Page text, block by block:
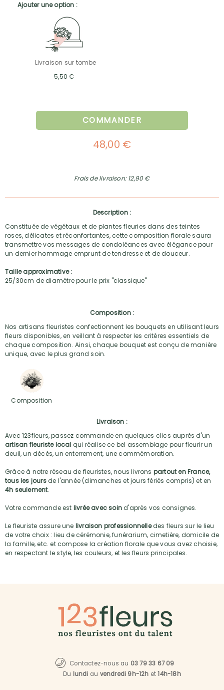
Ajouter une option :
Livraison sur tombe
5,50 €
COMMANDER
48,00 €
Frais de livraison: 12,90 €
Description :
Constituée de végétaux et de plantes fleuries dans des teintes
roses, délicates et réconfortantes, cette composition florale saura
transmettre vos messages de condoléances avec élégance pour
un dernier hommage emprunt de tendresse et de douceur.
Taille approximative :
25/30cm de diamètre pour le prix "classique"
Composition :
Nos artisans fleuristes confectionnent les bouquets en utilisant leurs
fleurs disponibles, en veillant à respecter les critères essentiels de
chaque composition. Ainsi, chaque bouquet est conçu de manière
unique, avec le plus grand soin.
Composition
Livraison :
Avec 123fleurs, passez commande en quelques clics auprès d'un
artisan fleuriste local qui réalise ce bel assemblage pour fleurir un
deuil, un décès, un enterrement, une commémoration.
Grâce à notre réseau de fleuristes, nous livrons partout en France,
tous les joursde l'année (dimanches et jours fériés compris) et en
4h seulement.
Votre commande est livrée avec soind'après vos consignes.
Le fleuriste assure une livraison professionnelledes fleurs sur le lieu
de votre choix : lieu de cérémonie, funérarium, cimetière, domicile de
la famille, etc. et compose la création florale que vous avez choisie,
en respectant le style, les couleurs, et les fleurs principales.
Contactez-nous au 03 79 33 67 09
Du lundi au vendredi 9h-12h et14h-18h